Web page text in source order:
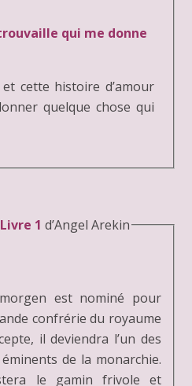
qui me donne
cette histoire d’amour
quelque chose qui
1 d’Angel Arekin
est nominé pour
confrérie du royaume
il deviendra l’un des
de la monarchie.
le gamin frivole et